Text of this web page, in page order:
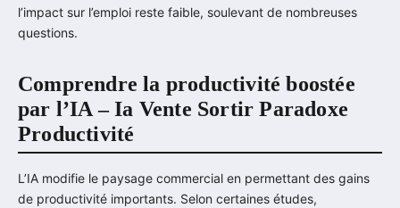
l’impact sur l’emploi reste faible, soulevant de nombreuses
questions.
Comprendre la productivité boostée
par l’IA – Ia Vente Sortir Paradoxe
Productivité
L’IA modifie le paysage commercial en permettant des gains
de productivité importants. Selon certaines études,